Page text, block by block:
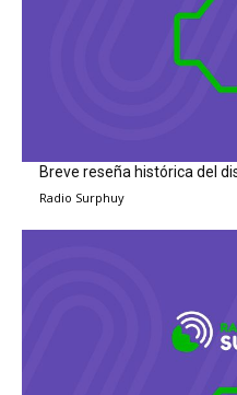
Breve reseña histórica del
Radio Surphuy